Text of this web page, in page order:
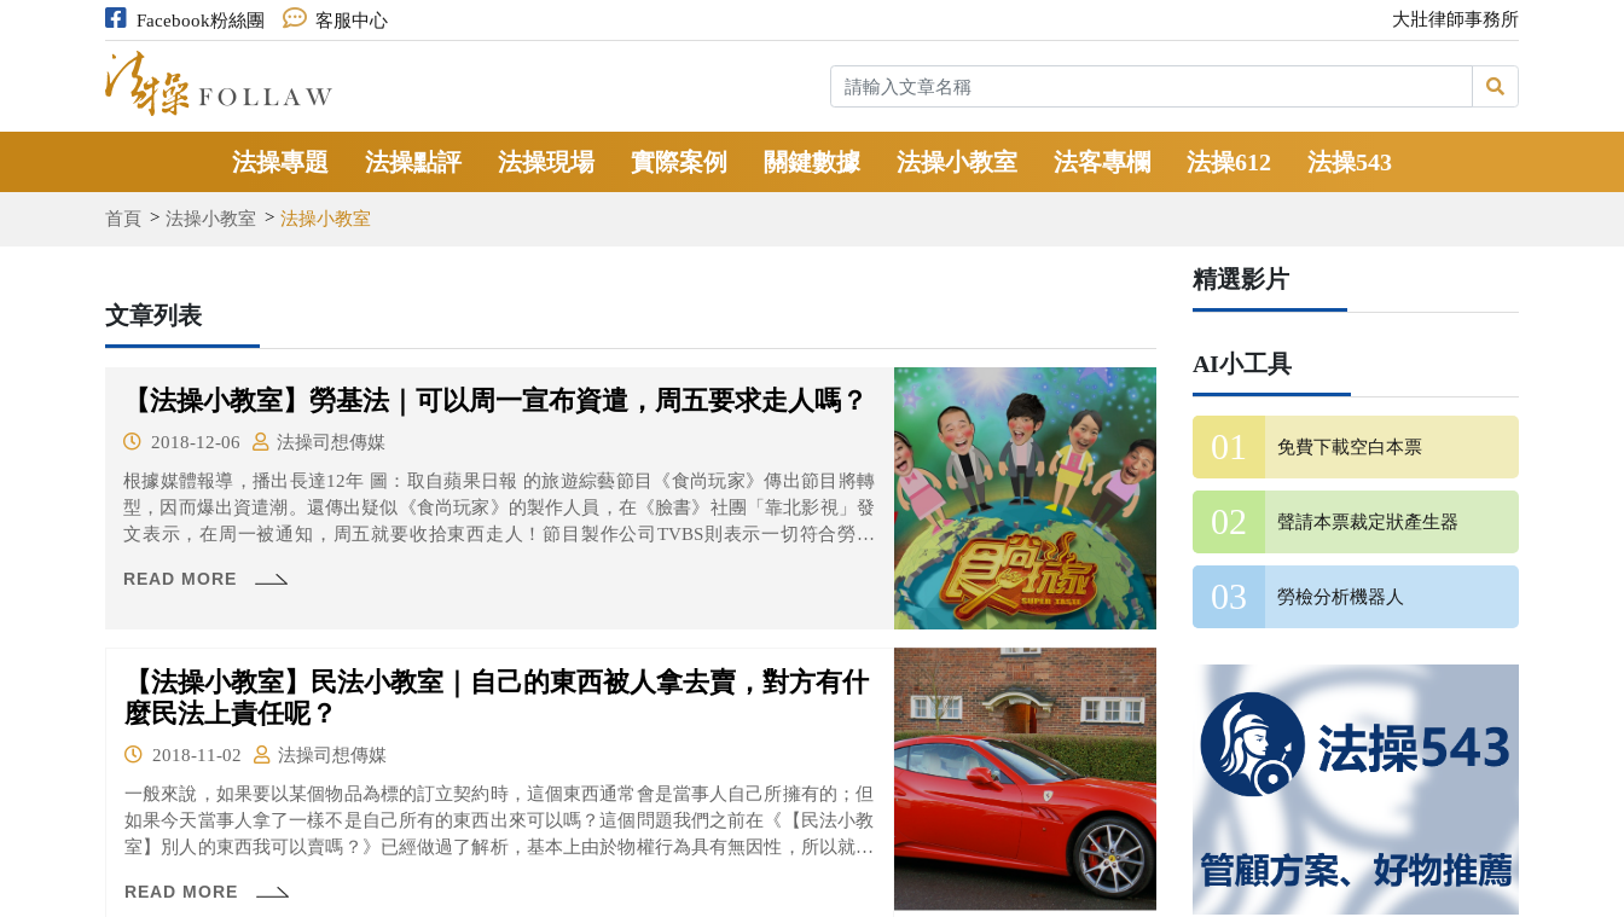
Facebook粉絲團 客服中心 大壯律師事務所
法操專題 法操點評 法操現場 實際案例 關鍵數據 法操小教室 法客專欄 法操612 法操543
首頁 法操小教室 法操小教室
文章列表
【法操小教室】勞基法｜可以周一宣布資遣，周五要求走人嗎？
2018-12-06
法操司想傳媒
根據媒體報導，播出長達12年 圖：取自蘋果日報 的旅遊綜藝節目《食尚玩家》傳出節目將轉
型，因而爆出資遣潮。還傳出疑似《食尚玩家》的製作人員，在《臉書》社團「靠北影視」發
文表示，在周一被通知，周五就要收拾東西走人！節目製作公司TVBS則表示一切符合勞基
READ MORE
【法操小教室】民法小教室｜自己的東西被人拿去賣，對方有什
麼民法上責任呢？
2018-11-02
法操司想傳媒
一般來說，如果要以某個物品為標的訂立契約時，這個東西通常會是當事人自己所擁有的；但
如果今天當事人拿了一樣不是自己所有的東西出來可以嗎？這個問題我們之前在《【民法小教
室】別人的東西我可以賣嗎？》已經做過了解析，基本上由於物權行為具有無因性，所以就算
READ MORE
精選影片
AI小工具
免費下載空白本票
聲請本票裁定狀產生器
勞檢分析機器人